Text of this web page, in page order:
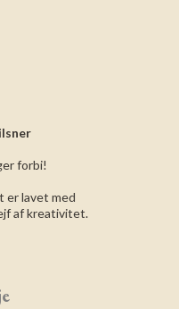
forbi!
er lavet med
af kreativitet.